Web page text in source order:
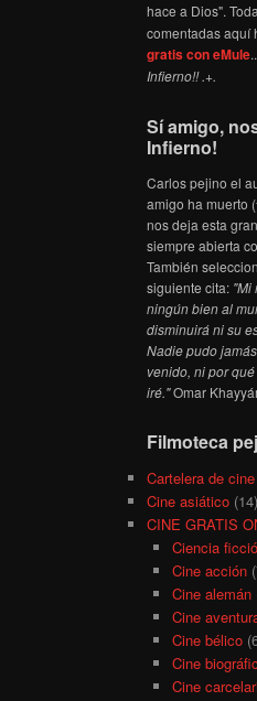
hace a Dios".
comentadas aquí
gratis con eMule
Infierno!! .+.
Sí amigo,
Infierno!
Carlos pejino el
amigo ha muerto
nos deja esta
siempre abierta
También
siguiente cita: "Mi
ningún bien al
disminuirá ni su
Nadie pudo
venido, ni por
iré."Omar
Filmoteca
Cartelera de cine
Cine asiático (14)
CINE GRATIS
Ciencia
Cine acción
Cine alemán
Cine
Cine bélico
Cine
Cine